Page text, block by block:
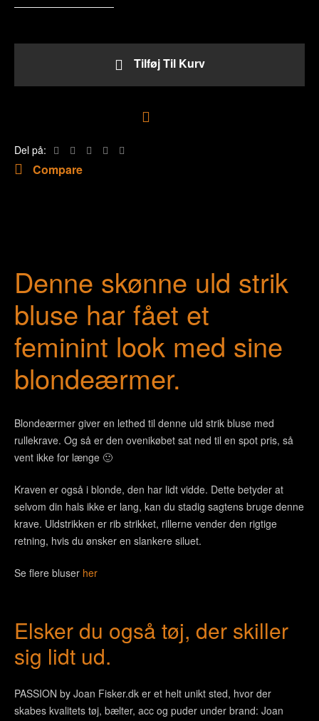
Tilføj Til Kurv
Del på:
Compare
Denne skønne uld strik
bluse har fået et
feminint look med sine
blondeærmer.
Blondeærmer giver en lethed til denne uld strik bluse med
rullekrave. Og så er den ovenikøbet sat ned til en spot pris, så
vent ikke for længe 🙂
Kraven er også i blonde, den har lidt vidde. Dette betyder at
selvom din hals ikke er lang, kan du stadig sagtens bruge denne
krave. Uldstrikken er rib strikket, rillerne vender den rigtige
retning, hvis du ønsker en slankere siluet.
Se flere bluser her
Elsker du også tøj, der skiller
sig lidt ud.
PASSION by Joan Fisker.dk er et helt unikt sted, hvor der
skabes kvalitets tøj, bælter, acc og puder under brand: Joan